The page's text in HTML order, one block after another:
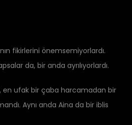
fikirlerini önemsemiyorlardı.
da, bir anda ayrılıyorlardı.
en ufak bir çaba harcamadan bir
Aynı anda Aina da bir iblis